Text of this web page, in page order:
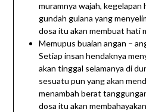
muramnya wajah,
gundah gulana yang
dosa itu akan membuat hati
Memupus buaian angan –
Setiap insan hendaknya
akan tinggal selamanya di
sesuatu pun yang akan
menambah berat
dosa itu akan